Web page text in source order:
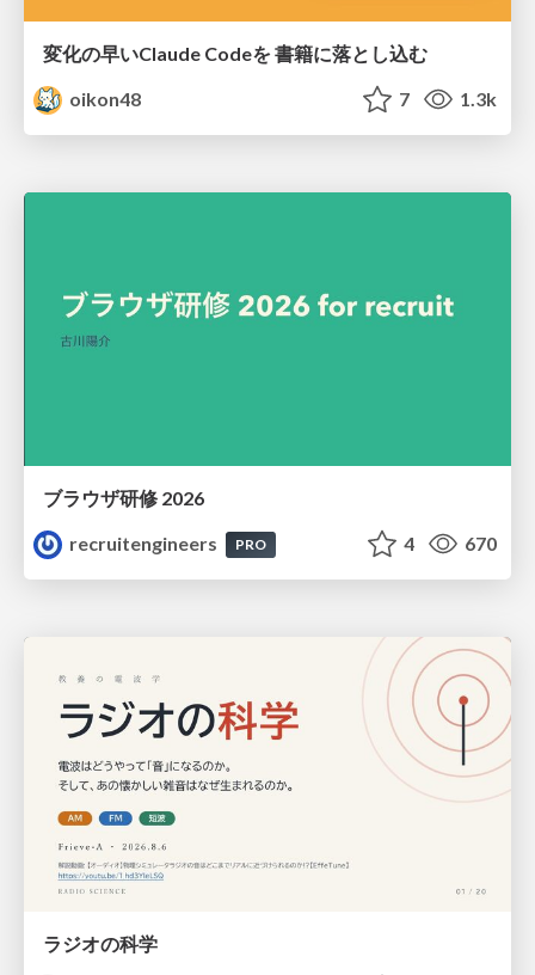
変化の早いClaude Codeを 書籍に落とし込む
oikon48
7 1.3k
ブラウザ研修 2026
recruitengineers
PRO 4 670
ラジオの科学